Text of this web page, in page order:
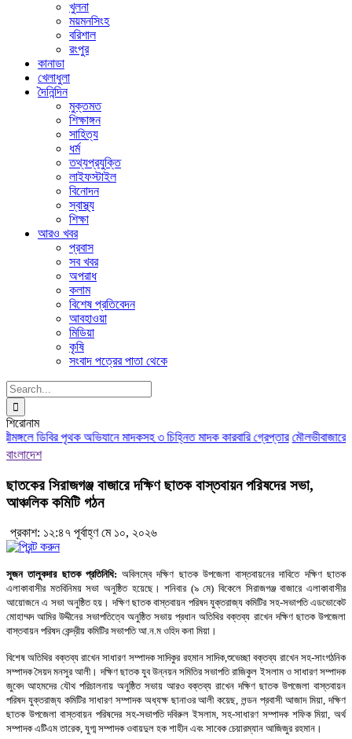
খুলনা
ময়মনসিংহ
বরিশাল
রংপুর
কানাডা
খেলাধুলা
দৈনিন্দিন
মুক্তমত
শিক্ষাঙ্গন
সাহিত্য
ধর্ম
তথ্যপ্রযুক্তি
লাইফস্টাইল
বিনোদন
স্বাস্থ্য
শিক্ষা
আরও খবর
প্রবাস
সব খবর
অপরাধ
কলাম
বিশেষ প্রতিবেদন
আবহাওয়া
মিডিয়া
কৃষি
সংবাদ পত্রের পাতা থেকে
Search
for:
শিরোনাম
ডিবির পৃথক অভিযানে মাদকসহ ৩ চিহ্নিত মাদক কারবারি গ্রেপ্তার মৌলভীবাজারে
বাংলাদেশ
ছাতকের সিরাজগঞ্জ বাজারে দক্ষিণ ছাতক বাস্তবায়ন পরিষদের সভা,
আঞ্চলিক কমিটি গঠন
প্রকাশ: ১২:৪৭ পূর্বাহ্ণ মে ১০, ২০২৬
সুজন তালুকদার ছাতক প্রতিনিধি: অবিলম্বে দক্ষিণ ছাতক উপজেলা বাস্তবায়নের দাবিতে দক্ষিণ ছাতক
এলাকাবাসীর মতবিনিময় সভা অনুষ্ঠিত হয়েছে। শনিবার (৯ মে) বিকেলে সিরাজগঞ্জ বাজারে এলাকাবাসীর
আয়োজনে এ সভা অনুষ্ঠিত হয়। দক্ষিণ ছাতক বাস্তবায়ন পরিষদ যুক্তরাজ্য কমিটির সহ-সভাপতি এডভোকেট
মোহাম্মদ আমির উদ্দীনের সভাপতিত্বে অনুষ্ঠিত সভায় প্রধান অতিথির বক্তব্য রাখেন দক্ষিণ ছাতক উপজেলা
বাস্তবায়ন পরিষদ কেন্দ্রীয় কমিটির সভাপতি আ.ন.ম ওহিদ কনা মিয়া।
বিশেষ অতিথির বক্তব্য রাখেন সাধারণ সম্পাদক সাদিকুর রহমান সাদিক,শুভেচ্ছা বক্তব্য রাখেন সহ-সাংগঠনিক
সম্পাদক সৈয়দ মনসুর আলী। দক্ষিণ ছাতক যুব উন্নয়ন সমিতির সভাপতি রাজিকুল ইসলাম ও সাধারণ সম্পাদক
জুবেদ আহমদের যৌথ পরিচালনায় অনুষ্ঠিত সভায় আরও বক্তব্য রাখেন দক্ষিণ ছাতক উপজেলা বাস্তবায়ন
পরিষদ যুক্তরাজ্য কমিটির সাধারণ সম্পাদক অধ্যক্ষ ছানাওর আলী কয়েছ, লন্ডন প্রবাসী আজাদ মিয়া, দক্ষিণ
ছাতক উপজেলা বাস্তবায়ন পরিষদের সহ-সভাপতি দবিরুল ইসলাম, সহ-সাধারণ সম্পাদক শফিক মিয়া, অর্থ
সম্পাদক এটিএম তারেক, যুগ্ম সম্পাদক ওবায়দুল হক শাহীন এবং সাবেক চেয়ারম্যান আজিজুর রহমান।